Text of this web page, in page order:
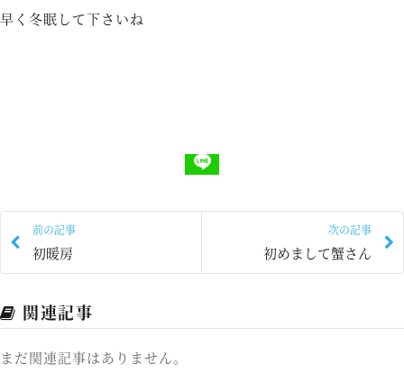
早く冬眠して下さいね
前の記事
初暖房
次の記事
初めまして蟹さん
関連記事
まだ関連記事はありません。